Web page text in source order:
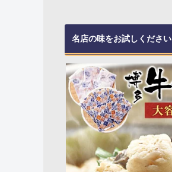
名店の味をお試しください